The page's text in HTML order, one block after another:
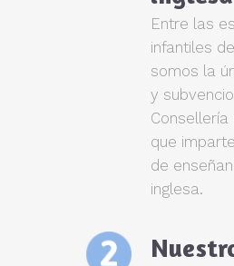
Entre las
infantiles
somos la
y
Consellería
que
de
inglesa.